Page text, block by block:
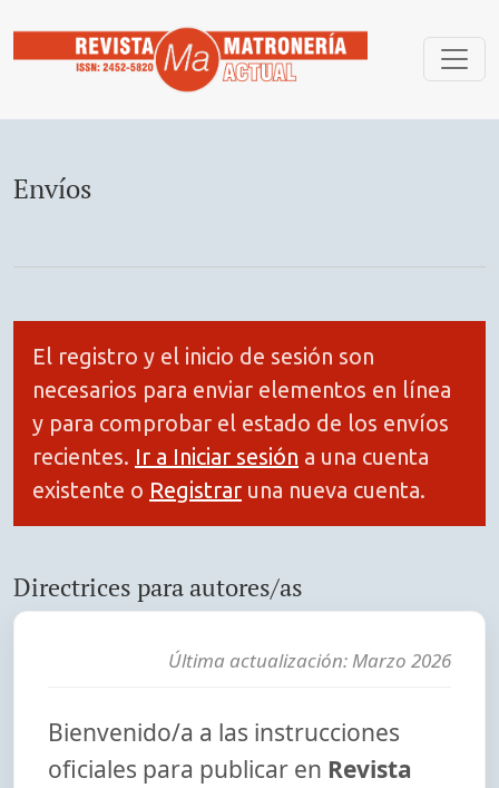
Envíos
El registro y el inicio de sesión son
necesarios para enviar elementos en línea
y para comprobar el estado de los envíos
recientes. Ir a Iniciar sesión a una cuenta
existente o Registrar una nueva cuenta.
Directrices para autores/as
Última actualización: Marzo 2026
Bienvenido/a a las instrucciones
oficiales para publicar en Revista